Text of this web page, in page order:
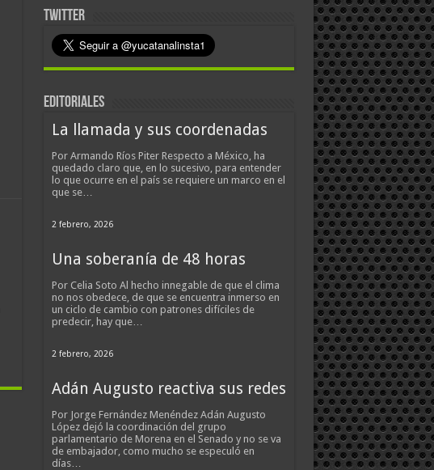
TWITTER
EDITORIALES
La llamada y sus coordenadas
Por Armando Ríos Piter Respecto a México, ha
quedado claro que, en lo sucesivo, para entender
lo que ocurre en el país se requiere un marco en el
que se…
2 febrero, 2026
Una soberanía de 48 horas
Por Celia Soto Al hecho innegable de que el clima
no nos obedece, de que se encuentra inmerso en
un ciclo de cambio con patrones difíciles de
predecir, hay que…
2 febrero, 2026
Adán Augusto reactiva sus redes
Por Jorge Fernández Menéndez Adán Augusto
López dejó la coordinación del grupo
parlamentario de Morena en el Senado y no se va
de embajador, como mucho se especuló en
días…